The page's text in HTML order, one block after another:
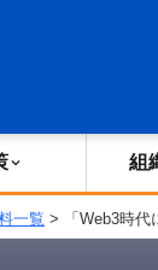
組
一覧 > 「Web3時代